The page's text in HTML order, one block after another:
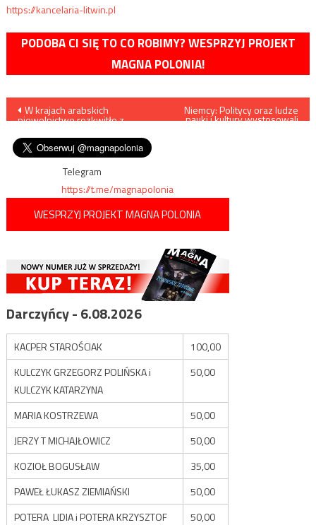
https://kancelaria-litwin.pl
PODOBA CI SIĘ TO CO ROBIMY? WESPRZYJ PROJEKT
MAGNA POLONIA!
Nawigacja
wpisu
W krajach arabskich
niewolnictwo rozkwitło z
Niemcy: Politycy oraz ludze
nauki i kultury wystosowali
Telegram
https://t.me/magnapolonia
WESPRZYJ PROJEKT MAGNA POLONIA
Darczyńcy - 6.08.2026
KACPER STAROŚCIAK
100,00
KULCZYK GRZEGORZ POLIŃSKA i
KULCZYK KATARZYNA
50,00
MARIA KOSTRZEWA
50,00
JERZY T MICHAJŁOWICZ
50,00
KOZIOŁ BOGUSŁAW
35,00
PAWEŁ ŁUKASZ ZIEMIAŃSKI
50,00
POTERA LIDIA i POTERA KRZYSZTOF
50,00